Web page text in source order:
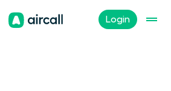
Login